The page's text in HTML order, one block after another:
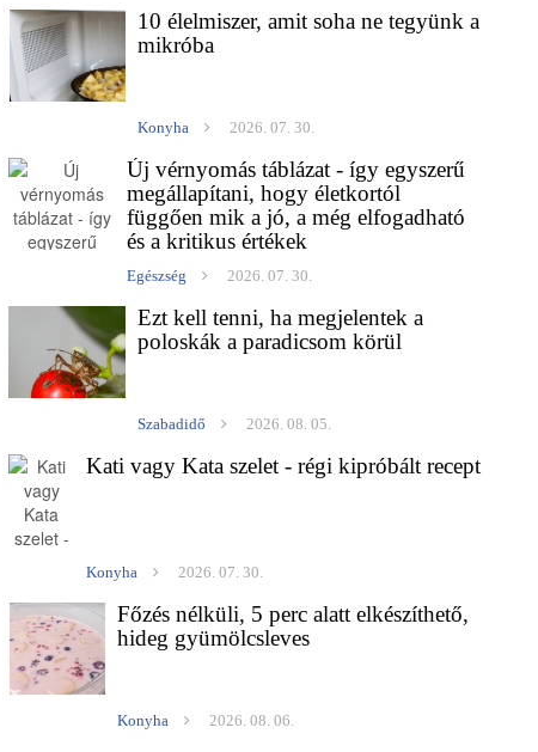
10 élelmiszer, amit soha ne tegyünk a
mikróba
Konyha 2026. 07. 30.
Új vérnyomás táblázat - így egyszerű
megállapítani, hogy életkortól
függően mik a jó, a még elfogadható
és a kritikus értékek
Egészség 2026. 07. 30.
Ezt kell tenni, ha megjelentek a
poloskák a paradicsom körül
Szabadidő 2026. 08. 05.
Kati vagy Kata szelet - régi kipróbált recept
Konyha 2026. 07. 30.
Főzés nélküli, 5 perc alatt elkészíthető,
hideg gyümölcsleves
Konyha 2026. 08. 06.